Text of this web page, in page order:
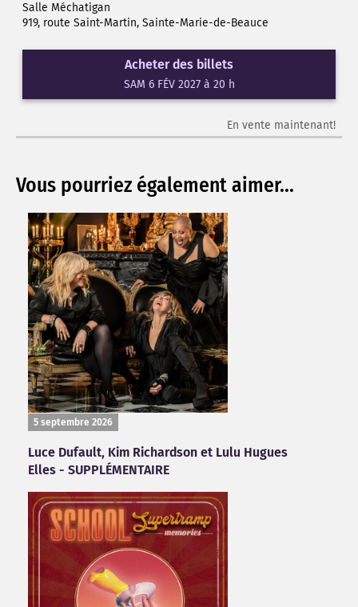
Salle Méchatigan
919, route Saint-Martin, Sainte-Marie-de-Beauce
Acheter des billets
SAM 6 FÉV 2027 à 20 h
En vente maintenant!
Vous pourriez également aimer...
5 septembre 2026
Luce Dufault, Kim Richardson et Lulu Hugues
Elles - SUPPLÉMENTAIRE